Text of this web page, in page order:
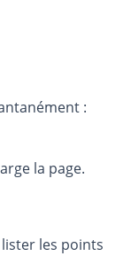
:
la page.
les points